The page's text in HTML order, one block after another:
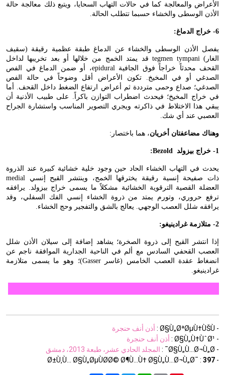
الأعراض والمعالجة كما في حالات التهاب السحايا، ويتبع ذلك معالجة حالة
الأذن الوسطى والخشاء حسبما تتطلب الحالة.
6- خراج الدماغ:
يفصل الأذن الوسطى والخشاء عن الدماغ طبقة عظمية رقيقة (سقيف
الغار)tegmen tympaniقد يمتد الخمج من خلالها أو بعد تخريبها لداخل
القحف محدثاً خراجاً فوق الجافيةepidural، أو ضمن الدماغ في الفص
الصدغي أو في المخيخ. تكون الأعراض أقل وضوحاً في حالة الفص
الصدغي؛ صداع وحمى مترددة ثم أعراض ارتفاع الضغط داخل القحف. أما
في خراج المخيخ؛ فيحدث اضطراب التوازن باكراً. على طبيب الأذنية أن
يبقي هذا الاختلاط في ذاكرته ويجري التصوير المناسب واستشارة الجراح
العصبي عند أي شك.
وهناك مضاعفتان أخريان، هما باختصار:
1- خراج بيزولد :Bezold
يحدث في التهاب الخشاء الحاد حين وجود خلية خشائية كبيرة عند الذروة
ذات صفيحة إنسية رقيقة يخترقها الخمج، وينتشر القيح إنسي medial
العضلة القصية الترقوية الخشائية مشكلاً ما يسمى خراج بيزولد. يرافقه
ترفع حروري، وتورم يمتد من ذروة الخشاء إنسي الفك السفلي، وقد
يرافقه شلل العصب الوجهي. يعالج بالشق والتفجير وحج الخشاء.
2- متلازمة غرادينيغو:
إذا انتشر القيح إلى ذروة الصخرة؛ يشاهد إضافة إلى سيلان الأذن شلل
العصب القحفي السادس مع ألم في الناحية الجدارية الموافقة ناجم عن
انضغاط عقدة العصب الخامس (غاسرGasser)؛ وهو ما يسمى متلازمة
غرادينيغو.
- Ø§Ù„ØªØµÙ†ÙŠÙ :
أذن أنف حنجرة
- Ø§Ù„Ù†ÙˆØ¹ :
أذن أنف حنجرة
- Ø§Ù„Ù…Ø¬Ù„Ø¯ :
المجلد الحادي عشر، طبعة 2013، دمشق
- Ø±Ù‚Ù… Ø§Ù„ØµÙØ­Ø© Ø¶Ù…Ù† Ø§Ù„Ù…Ø¬Ù„Ø¯ :
397